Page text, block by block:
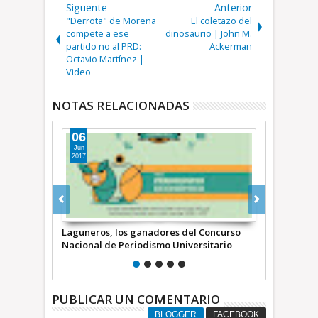
Siguente
"Derrota" de Morena
compete a ese
partido no al PRD:
Octavio Martínez |
Video
Anterior
El coletazo del
dinosaurio | John M.
Ackerman
NOTAS RELACIONADAS
los ganadores del Concurso
Periodismo Universitario
“El periodista guanajuatense,
Martínez Noguez fue asesinado a
de una patrulla” | COMENTARIO A
06
PUBLICAR UN COMENTARIO
BLOGGER FACEBOOK